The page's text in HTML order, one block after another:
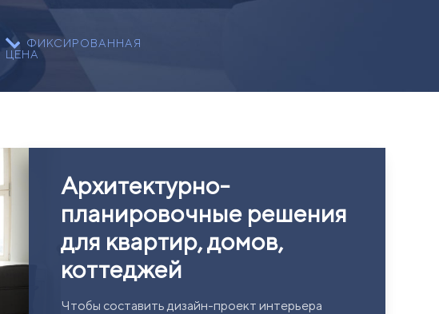
ФИКСИРОВАННАЯ
ЦЕНА
Архитектурно-
планировочные решения
для квартир, домов,
коттеджей
Чтобы составить дизайн-проект интерьера